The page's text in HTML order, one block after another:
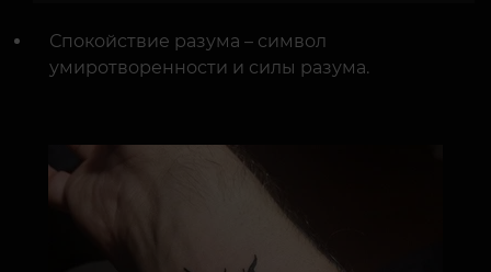
Спокойствие разума – символ
умиротворенности и силы разума.